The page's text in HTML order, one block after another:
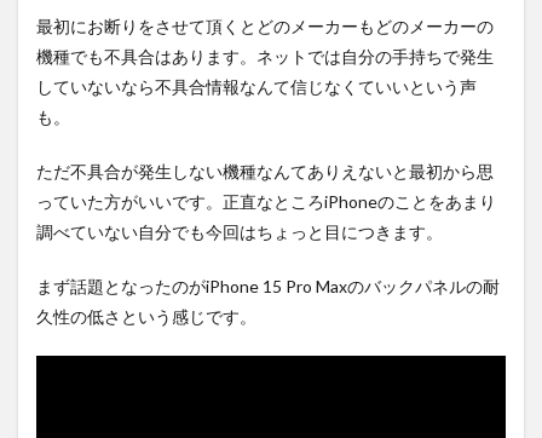
まと
め
購入
は待
間・
料不
要の
オン
最初にお断りをさせて頂くとどのメーカーもどのメーカーの
機種でも不具合はあります。ネットでは自分の手持ちで発生
していないなら不具合情報なんて信じなくていいという声
も。
ただ不具合が発生しない機種なんてありえないと最初から思
っていた方がいいです。正直なところiPhoneのことをあまり
調べていない自分でも今回はちょっと目につきます。
まず話題となったのがiPhone 15 Pro Maxのバックパネルの耐
久性の低さという感じです。